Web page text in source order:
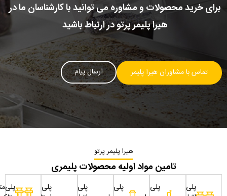
برای خرید محصولات و مشاوره می توانید با کارشناسان ما در
هیرا پلیمر پرتو در ارتباط باشید
تماس با مشاوران هیرا پلیمر ارسال پیام
هیرا پلیمر پرتو
تامین مواد اولیه محصولات پلیمری
پلی
پلی
پلی
پلی
پلی